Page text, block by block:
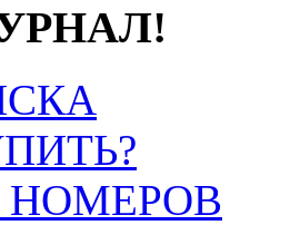
НОМЕРОВ